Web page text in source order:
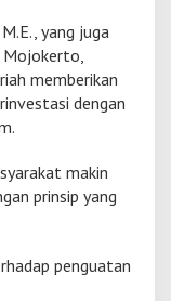
yang juga
memberikan
dengan
makin
prinsip yang
penguatan